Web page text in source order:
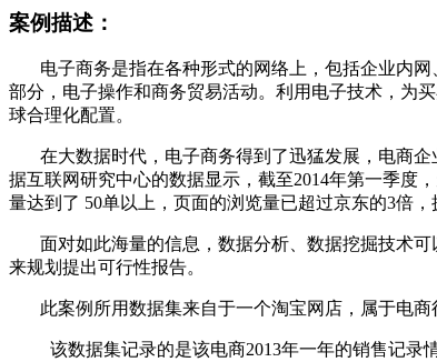
案例描述：
电子商务是指在各种形式的网络上，包括企业内
部分，电子操作和商务贸易活动。利用电子技术，为
球合理化配置。
在大数据时代，电子商务得到了迅猛发展，电商
据互联网研究中心的数据显示，截至2014年第一季度
量达到了 50单以上，页面的浏览量已超过京东的3倍，
面对如此海量的信息， 数据分析 、数据挖掘技术可
来规划提出可行性报告。
此案例 所用数据集来自于一个淘宝网店， 属于电商
该数据集记录的是该电商2013年一年的销售记录